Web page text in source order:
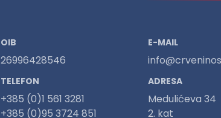
OIB
26996428546
TELEFON
+385 (0)1 561 3281
+385 (0)95 3724 851
E-MAIL
ADRESA
Medulićeva 34
2. kat